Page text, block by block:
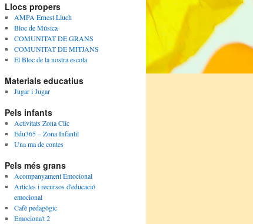
Llocs propers
AMPA Ernest Lluch
Bloc de Música
COMUNITAT DE GRANS
COMUNITAT DE MITJANS
El Bloc de la nostra escola
Materials educatius
Jugar i Jugar
Pels infants
Activitats Zona Clic
Edu365 – Zona Infantil
Una ma de contes
Pels més grans
Acompanyament Emocional
Articles i recursos d'educació
emocional
Cafè pedagògic
Emociona't 2